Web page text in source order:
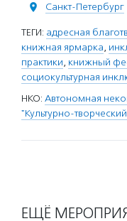
Санкт-Петербург
ТЕГИ: адресная
книжная ярмарка,
практики, книжный
социокультурная
НКО: Автономная
"Культурно-
ЕЩЁ